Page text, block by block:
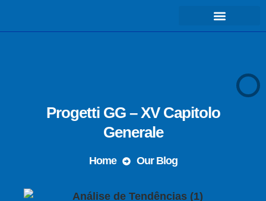
Progetti GG – XV Capitolo
Generale
Home Our Blog